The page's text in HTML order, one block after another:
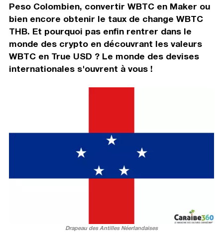
Peso Colombien, convertir WBTC en Maker ou
bien encore obtenir le taux de change WBTC
THB. Et pourquoi pas enfin rentrer dans le
monde des crypto en découvrant les valeurs
WBTC en True USD ? Le monde des devises
internationales s'ouvrent à vous !
Drapeau des Antilles Néerlandaises